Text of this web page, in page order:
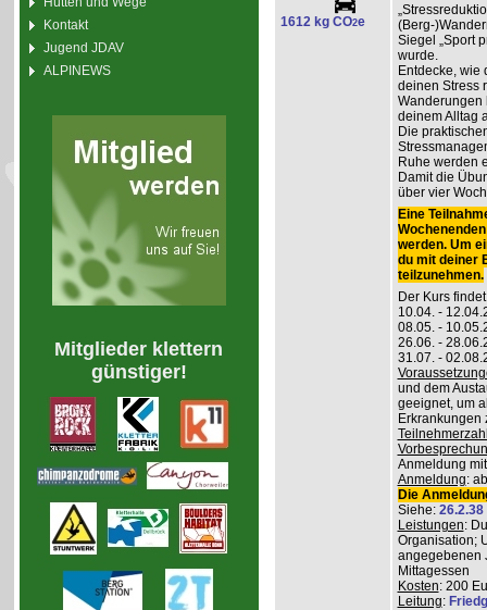
Kontakt
Jugend JDAV
ALPINEWS
Mitglieder klettern
günstiger!
1612 kg CO2e
(Berg-
Siegel „Sport
wurde.
Entdecke, wie
deinen Stress
Wanderungen
deinem Alltag
Die
Ruhe werden
Damit die
über vier
Eine
werden. Um
du mit deiner
teilzunehmen.
Der Kurs
10.04. -
08.05. -
26.06. -
31.07. -
und dem
geeignet, um
Erkrankungen
Anmeldung
Anmeldung:
Die
Siehe:
Leistungen:
Organisation;
angegebenen
Mittagessen
Kosten: 200
Leitung: